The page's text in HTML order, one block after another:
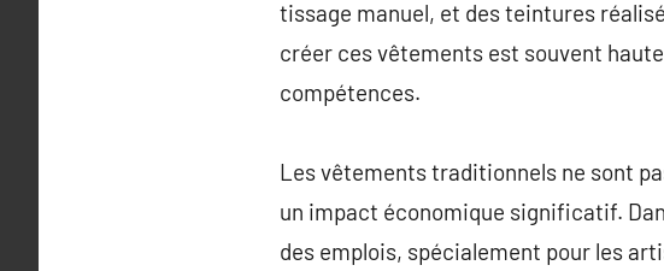
tissage manuel, et des teintures
créer ces vêtements est souvent
compétences.
Les vêtements traditionnels ne sont
un impact économique significatif.
des emplois, spécialement pour les